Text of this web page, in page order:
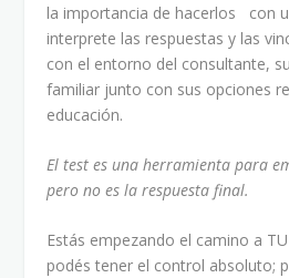
la importancia de hacerlos con
interprete las respuestas y las
con el entorno del consultante,
familiar junto con sus opciones
educación.
El test es una herramienta para
pero no es la respuesta final.
Estás empezando el camino a
podés tener el control absoluto;